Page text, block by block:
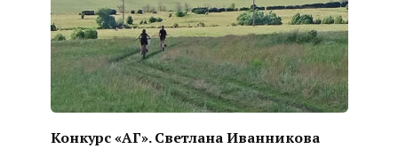
Конкурс «АГ». Светлана Иванникова